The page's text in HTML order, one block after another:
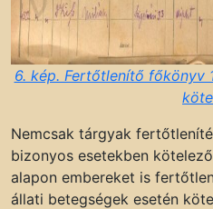
6. kép. Fertőtlenítő főkönyv
Nemcsak tárgyak
bizonyos esetekben
alapon embereket is
állati betegségek esetén